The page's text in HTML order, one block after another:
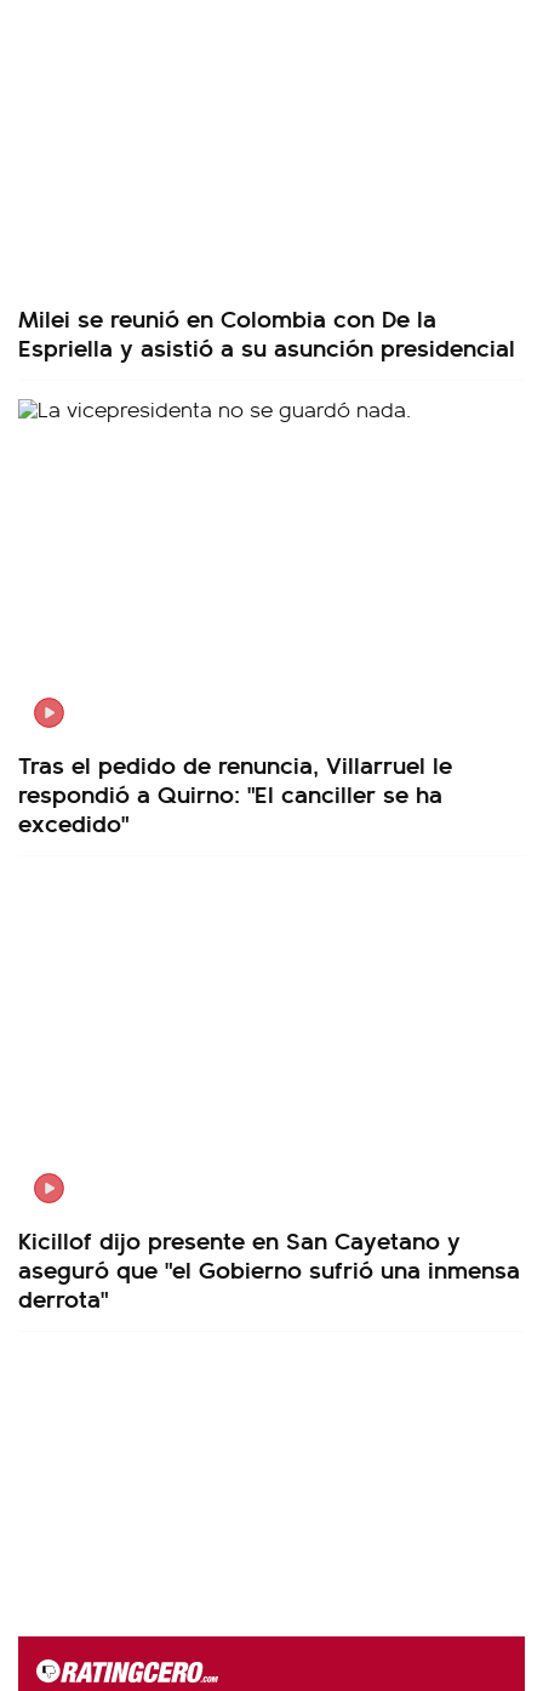
Milei se reunió en Colombia con De la
Espriella y asistió a su asunción presidencial
Tras el pedido de renuncia, Villarruel le
respondió a Quirno: "El canciller se ha
excedido"
Kicillof dijo presente en San Cayetano y
aseguró que "el Gobierno sufrió una inmensa
derrota"